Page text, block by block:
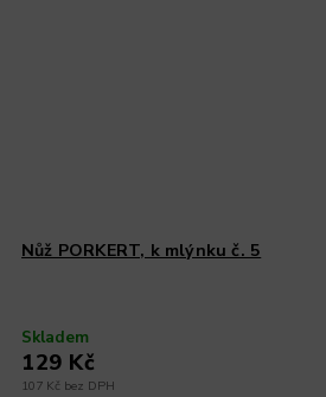
Nůž PORKERT, k mlýnku č. 5
Skladem
107 Kč bez DPH
129 Kč